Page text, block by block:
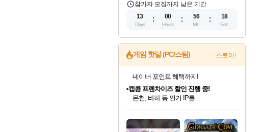
참가자 모집까지 남은 기간
13
Days
00
Hours
56
Min
17
Sec
게임 핫딜 (PC/스팀) 스토어+
네이버혜택과 함께 만나보세요!
50%할인&추가 적립까지!
이니&베니 혜택까지!
네이버 혜택가와 함께 예약하세요!
할인&네이버혜택으로 만나보세요!
네이버페이 혜택과 만나보세요!
40주년 프로모션으로 만나보세요!
네이버 포인트 혜택까지!
캡콤 프렌차이즈 할인 진행 중!
몬헌, 바하 등 인기 IP를
할인가에 만나보세요!
일부 에디션 상시 할인!
혜택으로 예약 판매 중
편안하게 충전하세요